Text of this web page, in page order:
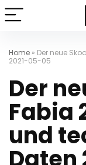
Home » Der neue
2021-05-05
Der
Fabia
und